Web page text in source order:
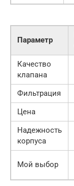
Параметр
Качество
клапана
Фильтрация
Цена
Надежность
корпуса
Мой выбор